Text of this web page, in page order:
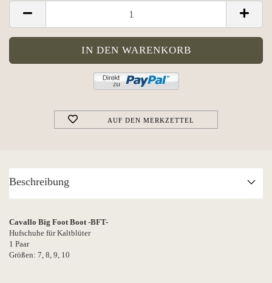
Paar
AUF DEN MERKZETTEL
Beschreibung
Cavallo Big Foot Boot -BFT-
Hufschuhe für Kaltblüter
1 Paar
Größen: 7, 8, 9, 10